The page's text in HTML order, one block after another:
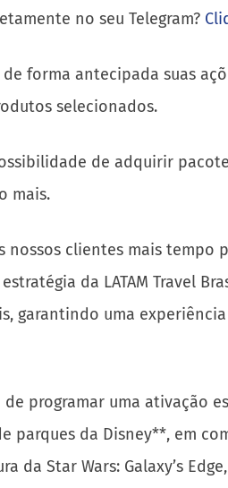
no seu Telegram?
forma antecipada suas
selecionados.
de adquirir
mais.
clientes mais tempo
da LATAM Travel
uma
programar uma ativação
da Disney**, em
Star Wars: Galaxy’s